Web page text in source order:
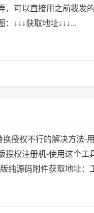
，可以直接用之前我发
：↓↓↓获取地址↓↓↓...
授权不行的解决方法-
授权注册机-使用这个工
纯源码附件获取地址：